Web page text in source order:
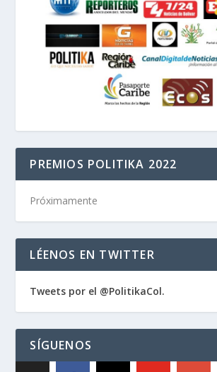
PREMIOS POLITIKA 2022
Próximamente
LÉENOS EN TWITTER
Tweets por el @PolitikaCol.
SÍGUENOS